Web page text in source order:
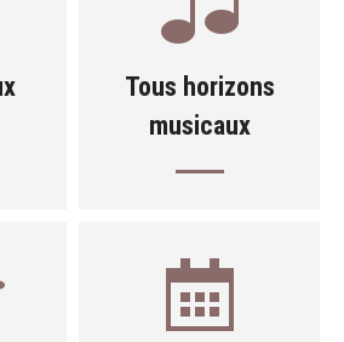
Tous horizons
musicaux